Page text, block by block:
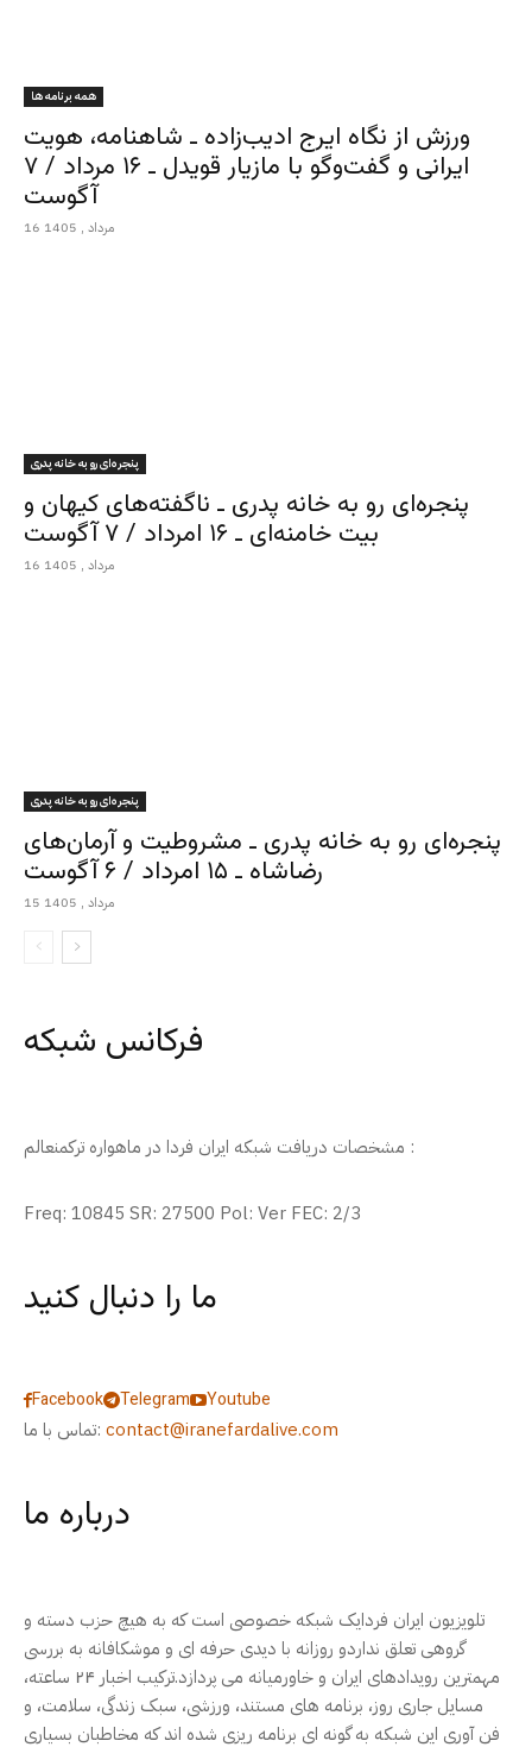
همه برنامه ها
ورزش از نگاه ایرج ادیب‌زاده ـ شاهنامه، هویت
ایرانی و گفت‌وگو با مازیار قویدل ـ ۱۶ مرداد / ۷
آگوست
16 مرداد , 1405
پنجره‌ای رو به خانه پدری
پنجره‌ای رو به خانه پدری ـ ناگفته‌های کیهان و
بیت خامنه‌ای ـ ۱۶ امرداد / ۷ آگوست
16 مرداد , 1405
پنجره‌ای رو به خانه پدری
پنجره‌ای رو به خانه پدری ـ مشروطیت و آرمان‌های
رضاشاه ـ ۱۵ امرداد / ۶ آگوست
15 مرداد , 1405
فرکانس شبکه
مشخصات دریافت شبکه ایران فردا در ماهواره ترکمنعالم :
Freq: 10845 SR: 27500 Pol: Ver FEC: 2/3
ما را دنبال کنید
Facebook Telegram
Youtube
تماس با ما: contact@iranefardalive.com
درباره ما
تلویزیون ایران فردایک شبکه خصوصی است که به هیچ حزب دسته و
گروهی تعلق نداردو روزانه با دیدی حرفه ای و موشکافانه به بررسی
مهمترین رویدادهای ایران و خاورمیانه می پردازد.ترکیب اخبار ۲۴ ساعته،
مسایل جاری روز، برنامه های مستند، ورزشی، سبک زندگی، سلامت، و
فن آوری این شبکه به گونه ای برنامه ریزی شده اند که مخاطبان بسیاری